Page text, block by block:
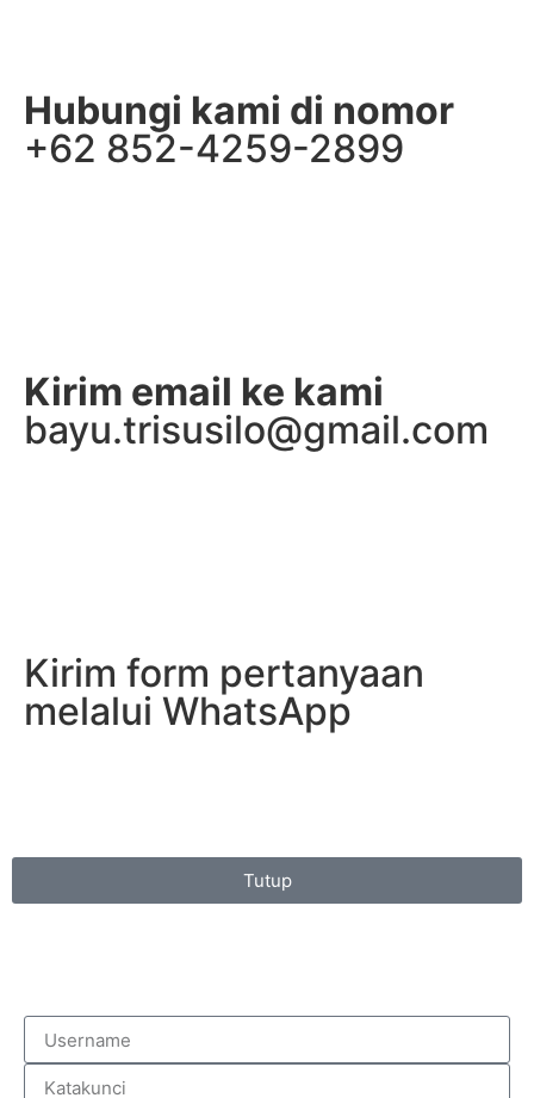
Hubungi kami di nomor
+62 852-4259-2899
Kirim email ke kami
bayu.trisusilo@gmail.com
Kirim form pertanyaan
melalui WhatsApp
Tutup